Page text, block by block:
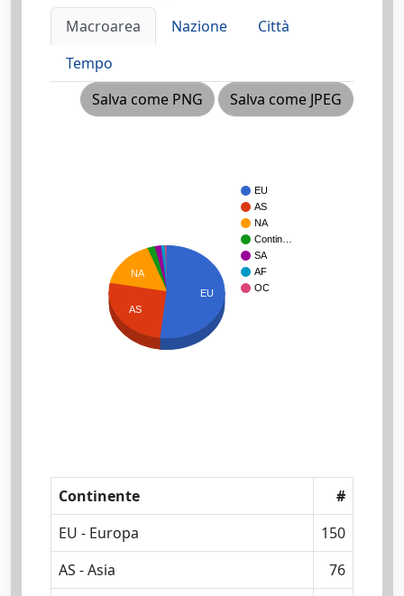
Macroarea Nazione
Città
Tempo
Salva come PNG
Salva come JPEG
EU
AS
NA
Contin…
SA
AF
OC
NA
AS
EU
Continente
#
EU - Europa
150
AS - Asia
76